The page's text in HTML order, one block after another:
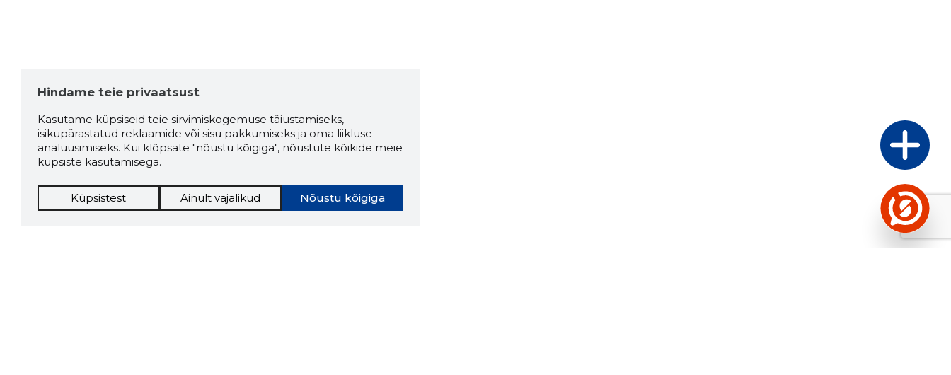
Allikas:google.com
Katarzyna Słysz-
Michońska
3 aastat tagasi
Very interesting!
Hindame teie privaatsust
Kasutame küpsiseid teie sirvimiskogemuse täiustamiseks,
isikupärastatud reklaamide või sisu pakkumiseks ja oma liikluse
analüüsimiseks. Kui klõpsate "nõustu kõigiga", nõustute kõikide meie
küpsiste kasutamisega.
Nõustu kõigiga
Küpsistest Ainult vajalikud